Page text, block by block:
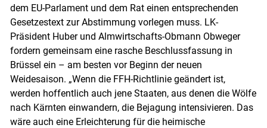
dem EU-Parlament und dem Rat einen entsprechenden
Gesetzestext zur Abstimmung vorlegen muss. LK-
Präsident Huber und Almwirtschafts-Obmann Obweger
fordern gemeinsam eine rasche Beschlussfassung in
Brüssel ein – am besten vor Beginn der neuen
Weidesaison. „Wenn die FFH-Richtlinie geändert ist,
werden hoffentlich auch jene Staaten, aus denen die Wölfe
nach Kärnten einwandern, die Bejagung intensivieren. Das
wäre auch eine Erleichterung für die heimische